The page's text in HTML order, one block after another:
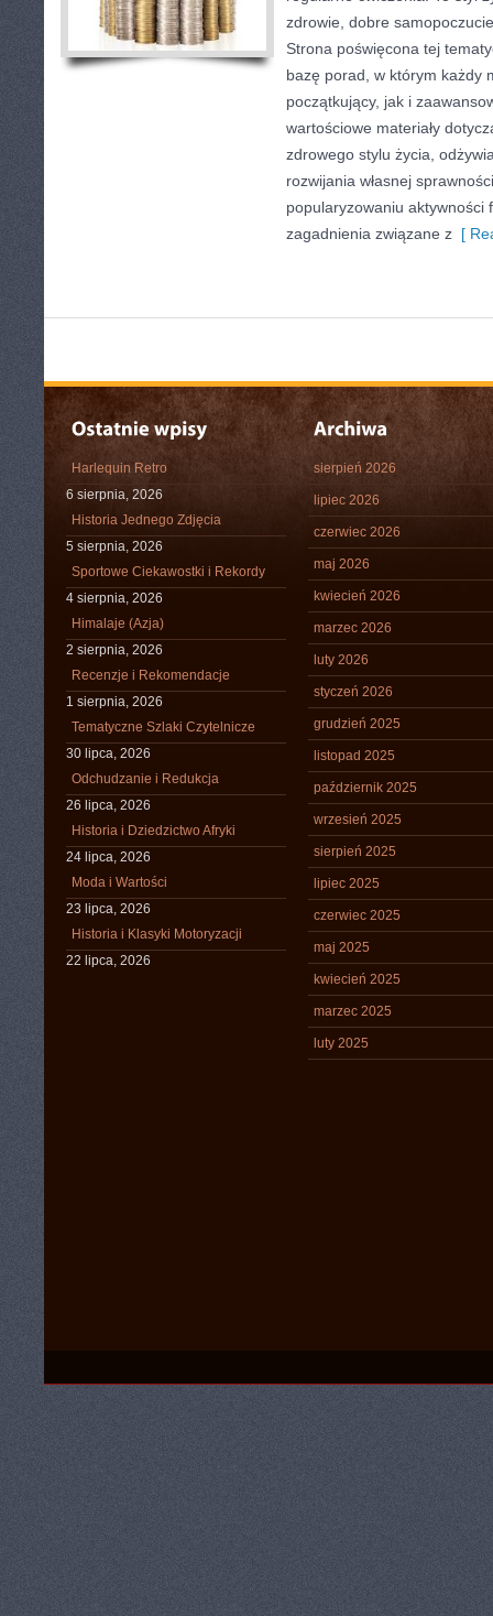
zdrowie, dobre
Strona poświęcona tej
bazę porad, w którym każdy
początkujący, jak i
wartościowe materiały
zdrowego stylu życia,
rozwijania własnej
popularyzowaniu aktywności
zagadnienia związane z [
Harlequin Retro
6 sierpnia, 2026
Historia Jednego Zdjęcia
5 sierpnia, 2026
Sportowe Ciekawostki i Rekordy
4 sierpnia, 2026
Himalaje (Azja)
2 sierpnia, 2026
Recenzje i Rekomendacje
1 sierpnia, 2026
Tematyczne Szlaki Czytelnicze
30 lipca, 2026
Odchudzanie i Redukcja
26 lipca, 2026
Historia i Dziedzictwo Afryki
24 lipca, 2026
Moda i Wartości
23 lipca, 2026
Historia i Klasyki Motoryzacji
22 lipca, 2026
sierpień 2026
lipiec 2026
czerwiec 2026
maj 2026
kwiecień 2026
marzec 2026
luty 2026
styczeń 2026
grudzień 2025
listopad 2025
październik 2025
wrzesień 2025
sierpień 2025
lipiec 2025
czerwiec 2025
maj 2025
kwiecień 2025
marzec 2025
luty 2025